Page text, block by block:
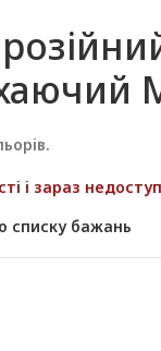
і зараз
списку бажань